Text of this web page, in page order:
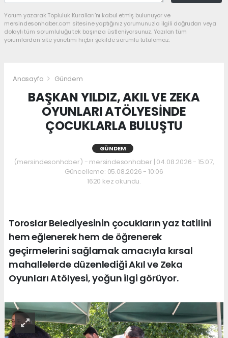
Yorum yazarak Topluluk Kuralları’nı kabul etmiş bulunuyor ve
mersindesonhaber.com sitesine yaptığınız yorumunuzla ilgili doğrudan veya
dolaylı tüm sorumluluğu tek başınıza üstleniyorsunuz. Yazılan tüm
yorumlardan site yönetimi hiçbir şekilde sorumlu tutulamaz.
Anasayfa Gündem
BAŞKAN YILDIZ, AKIL VE ZEKA
OYUNLARI ATÖLYESİNDE
ÇOCUKLARLA BULUŞTU
GÜNDEM
(mersindesonhaber) - mersindesonhaber | 04.08.2026 - 15:07,
Güncelleme: 05.08.2026 - 10:06
1620 kez okundu.
Toroslar Belediyesinin çocukların yaz tatilini
hem eğlenerek hem de öğrenerek
geçirmelerini sağlamak amacıyla kırsal
mahallelerde düzenlediği Akıl ve Zeka
Oyunları Atölyesi, yoğun ilgi görüyor.